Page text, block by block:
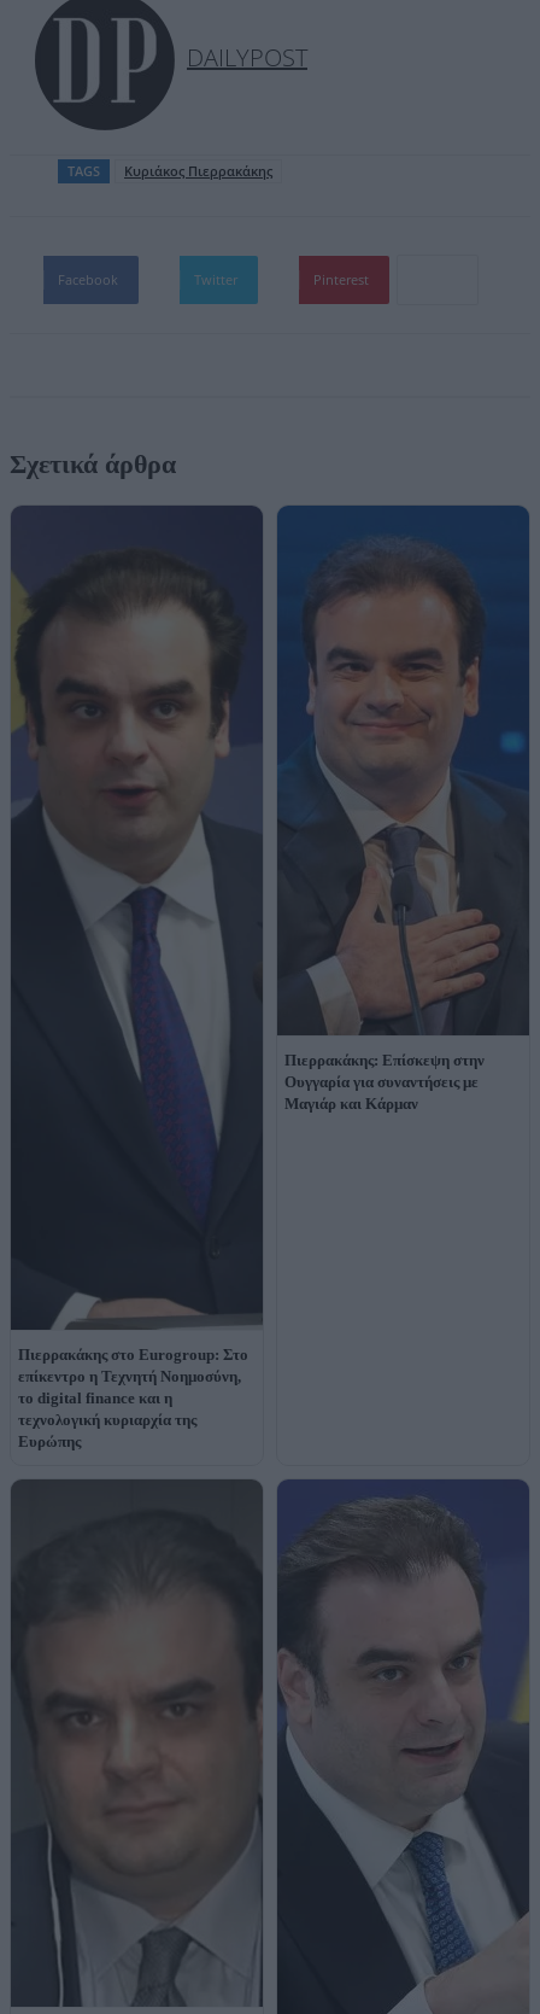
DAILYPOST
TAGS Κυριάκος Πιερρακάκης
Facebook Twitter Pinterest
Σχετικά άρθρα
Πιερρακάκης στο Eurogroup: Στο
επίκεντρο η Τεχνητή Νοημοσύνη,
το digital finance και η
τεχνολογική κυριαρχία της
Ευρώπης
Πιερρακάκης: Επίσκεψη στην
Ουγγαρία για συναντήσεις με
Μαγιάρ και Κάρμαν